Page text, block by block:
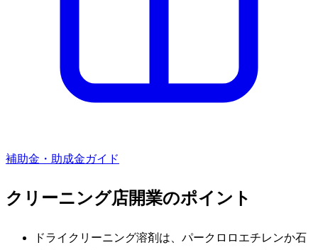
補助金・助成金ガイド
クリーニング店開業のポイント
ドライクリーニング溶剤は、パークロロエチレンか石